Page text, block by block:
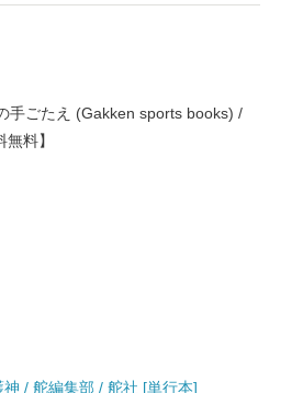
手ごたえ (Gakken sports books) /
料】
/ 舵編集部 / 舵社 [単行本]